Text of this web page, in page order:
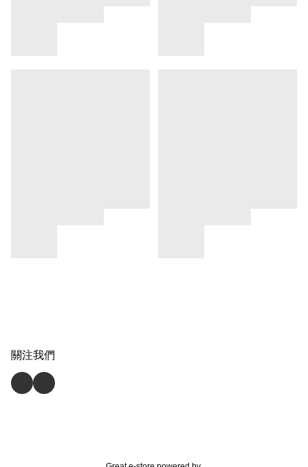
關注我們